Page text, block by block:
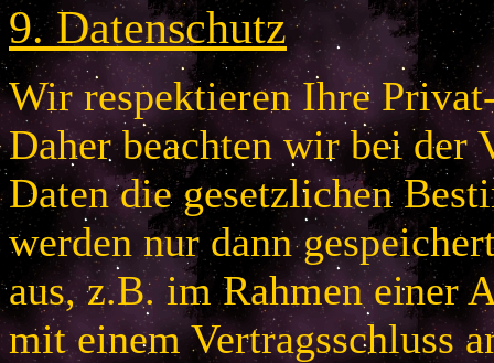
9.Datenschutz
Wir respektieren Ihre
Daher beachten wir bei der
Daten die gesetzlichen
werden nur dann
aus, z.B. im Rahmen einer
mit einem Vertragsschluss